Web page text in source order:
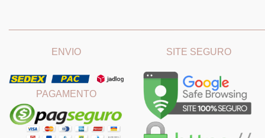
ENVIO
PAGAMENTO
SITE SEGURO